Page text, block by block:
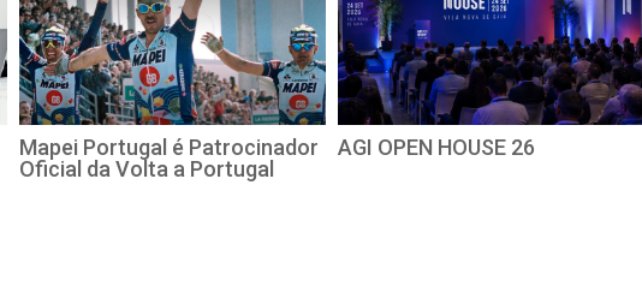
Mapei Portugal é Patrocinador
Oficial da Volta a Portugal
AGI OPEN HOUSE 26